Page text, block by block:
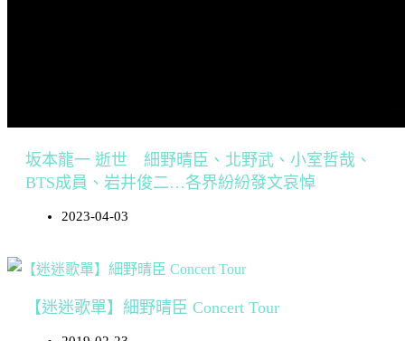
坂本龍一 逝世 細野晴臣、北野武、小室哲哉、
BTS成員、岩井俊二…各界紛紛發文哀悼
2023-04-03
【迷迷歌單】細野晴臣 Concert Tour